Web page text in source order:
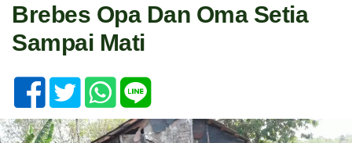
Brebes Opa Dan Oma Setia
Sampai Mati